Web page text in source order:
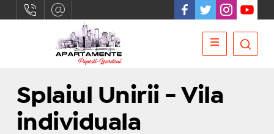
Splaiul Unirii - Vila
individuala